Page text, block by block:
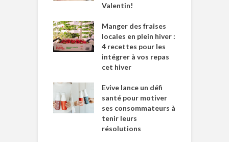
Valentin!
Manger des fraises
locales en plein hiver :
4 recettes pour les
intégrer à vos repas
cet hiver
Evive lance un défi
santé pour motiver
ses consommateurs à
tenir leurs
résolutions